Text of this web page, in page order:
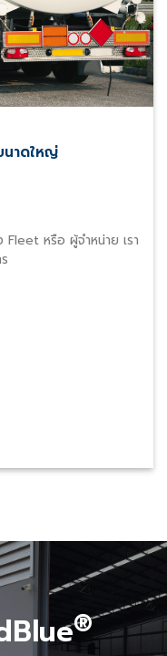
นาดใหญ่
หรือ ผู้จำหน่าย เรา
®